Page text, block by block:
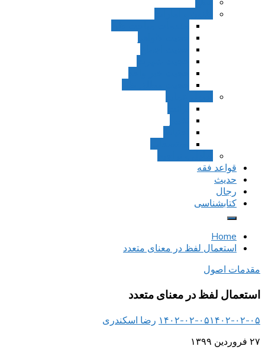
قواعد فقه
حدیث
رجال
کتابشناسی
Home
استعمال لفظ در معنای متعدد
مقدمات اصول
استعمال لفظ در معنای متعدد
۱۴۰۲-۰۲-۰۵۱۴۰۲-۰۲-۰۵
رضا اسکندری
۲۷ فروردین ۱۳۹۹